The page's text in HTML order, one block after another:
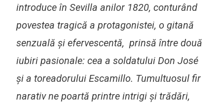
introduce în Sevilla anilor 1820, conturând
povestea tragică a protagonistei, o gitană
senzuală şi efervescentă, prinsă între două
iubiri pasionale: cea a soldatului Don José
şi a toreadorului Escamillo. Tumultuosul fir
narativ ne poartă printre intrigi şi trădări,